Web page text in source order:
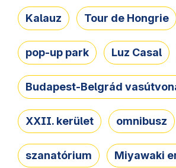
Kalauz Tour de Hongrie
pop-up park Luz Casal
Budapest-Belgrád
XXII. kerület omnibusz
szanatórium Miyawaki